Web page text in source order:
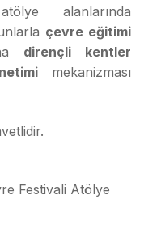
alanlarında
çevre eğitimi
dirençli kentler
mekanizması
Festivali Atölye